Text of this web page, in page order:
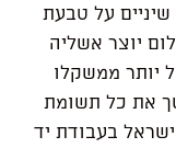
ביהלום בחיתוך אובל המאובטח בין 4 שיניים על טבעת
יוצר אשליה
יותר ממשקלו
את כל תשומת
בעבודת יד